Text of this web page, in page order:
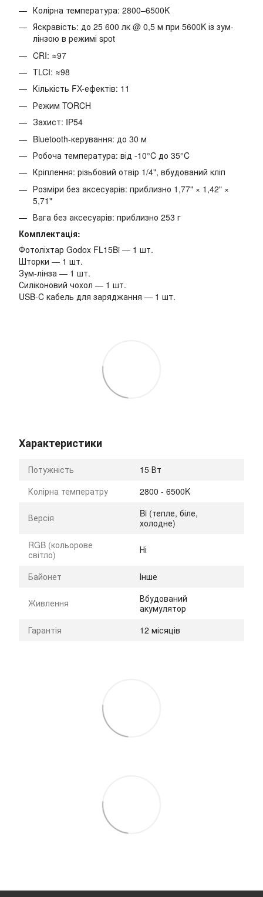
Колірна температура: 2800–6500K
Яскравість: до 25 600 лк @ 0,5 м при 5600K із зум-
лінзою в режимі spot
CRI: ≈97
TLCI: ≈98
Кількість FX-ефектів: 11
Режим TORCH
Захист: IP54
Bluetooth-керування: до 30 м
Робоча температура: від -10°C до 35°C
Кріплення: різьбовий отвір 1/4", вбудований кліп
Розміри без аксесуарів: приблизно 1,77" × 1,42" ×
5,71"
Вага без аксесуарів: приблизно 253 г
Комплектація:
Фотоліхтар Godox FL15Bi — 1 шт.
Шторки — 1 шт.
Зум-лінза — 1 шт.
Силіконовий чохол — 1 шт.
USB-C кабель для заряджання — 1 шт.
Характеристики
Потужність
15 Вт
Колірна температру
2800 - 6500K
Версія
Bi (тепле, біле,
холодне)
RGB (кольорове
світло)
Ні
Байонет Інше
Живлення
Вбудований
акумулятор
Гарантія
12 місяців